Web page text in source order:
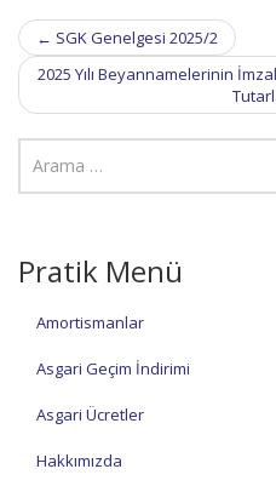
Post
navigation
← SGK Genelgesi 2025/2
2025 Yılı Beyannamelerinin
Pratik Menü
Amortismanlar
Asgari Geçim İndirimi
Asgari Ücretler
Hakkımızda